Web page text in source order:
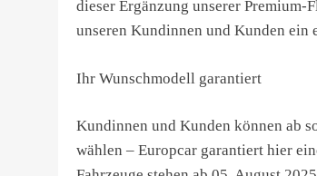
dieser Ergänzung unserer Premium-
unseren Kundinnen und Kunden ein
Ihr Wunschmodell garantiert
Kundinnen und Kunden können ab
wählen – Europcar garantiert hier